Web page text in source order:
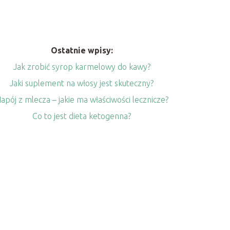
Ostatnie wpisy:
Jak zrobić syrop karmelowy do kawy?
Jaki suplement na włosy jest skuteczny?
z mlecza – jakie ma właściwości lecznicze?
Co to jest dieta ketogenna?